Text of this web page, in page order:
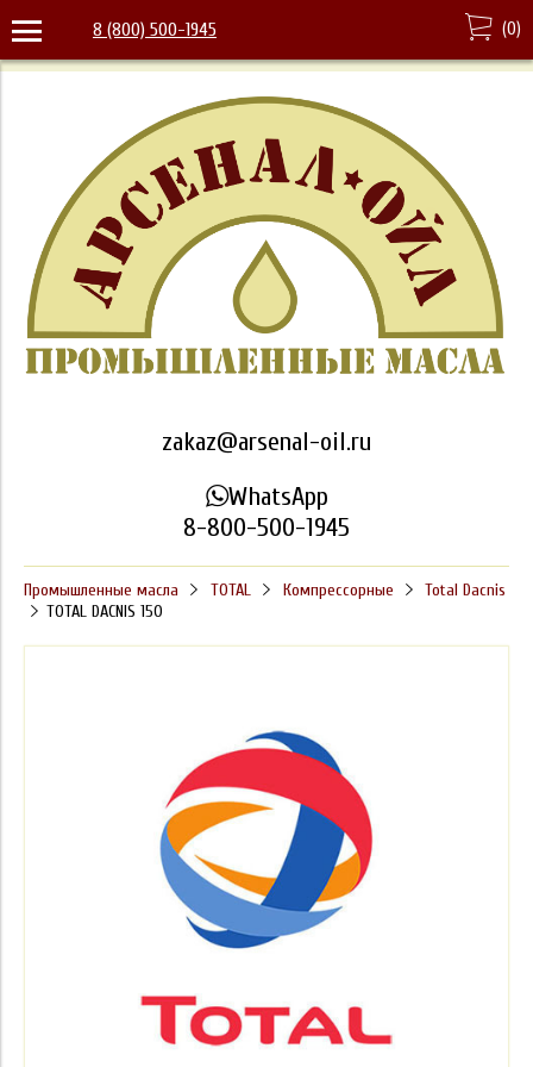
8 (800) 500-1945 (0)
zakaz@arsenal-oil.ru
WhatsApp
8-800-500-1945
Промышленные масла TOTAL Компрессорные
Total Dacnis
TOTAL DACNIS 150